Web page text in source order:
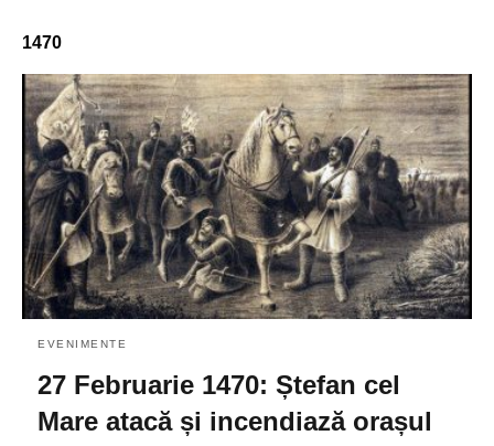
1470
EVENIMENTE
27 Februarie 1470: Ștefan cel
Mare atacă și incendiază orașul